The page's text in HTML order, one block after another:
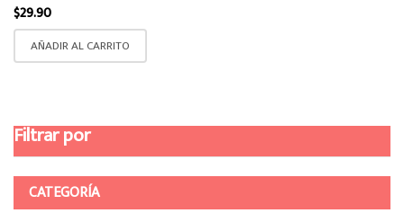
$29.90
AÑADIR AL CARRITO
Filtrar por
CATEGORÍA